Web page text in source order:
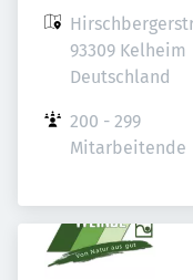
93309 Kelheim
Deutschland
200 - 299
Mitarbeitende